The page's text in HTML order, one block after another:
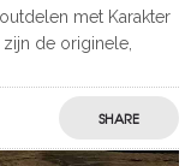
met Karakter
de originele,
SHARE